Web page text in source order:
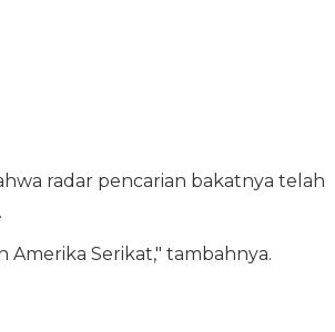
radar pencarian bakatnya telah
Amerika Serikat," tambahnya.